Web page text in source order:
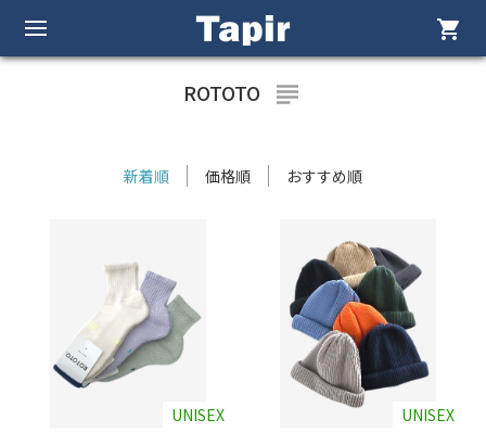
shopping_cart
ROTOTO subject
新着順 価格順 おすすめ順
UNISEX
UNISEX